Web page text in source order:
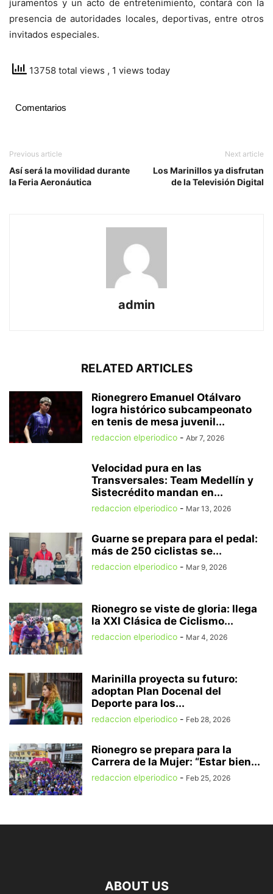
juramentos y un acto de entretenimiento, contará con la
presencia de autoridades locales, deportivas, entre otros
invitados especiales.
13758 total views , 1 views today
Comentarios
Previous article
Así será la movilidad durante
la Feria Aeronáutica
Next article
Los Marinillos ya disfrutan
de la Televisión Digital
admin
RELATED ARTICLES
Rionegrero Emanuel Otálvaro
logra histórico subcampeonato
en tenis de mesa juvenil...
redaccion elperiodico - Abr 7, 2026
Velocidad pura en las
Transversales: Team Medellín y
Sistecrédito mandan en...
redaccion elperiodico - Mar 13, 2026
Guarne se prepara para el pedal:
más de 250 ciclistas se...
redaccion elperiodico - Mar 9, 2026
Rionegro se viste de gloria: llega
la XXI Clásica de Ciclismo...
redaccion elperiodico - Mar 4, 2026
Marinilla proyecta su futuro:
adoptan Plan Docenal del
Deporte para los...
redaccion elperiodico - Feb 28, 2026
Rionegro se prepara para la
Carrera de la Mujer: “Estar bien...
redaccion elperiodico - Feb 25, 2026
ABOUT US